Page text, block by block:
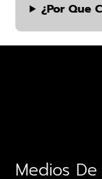
¿por Que
Medios De